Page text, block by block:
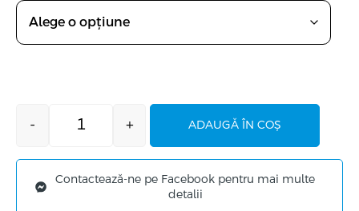
- + ADAUGĂ ÎN COȘ
Contactează-ne pe Facebook pentru mai multe
detalii